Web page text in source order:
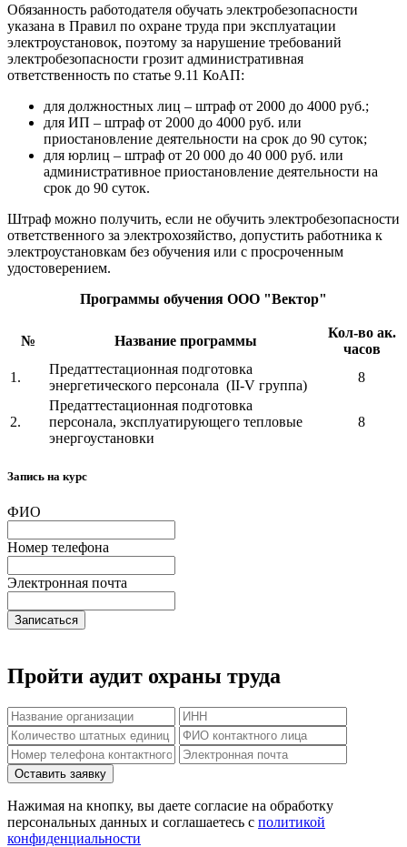
Обязанность работодателя обучать электробезопасности
указана в Правил по охране труда при эксплуатации
электроустановок, поэтому за нарушение требований
электробезопасности грозит административная
ответственность по статье 9.11 КоАП:
для должностных лиц – штраф от 2000 до 4000 руб.;
для ИП – штраф от 2000 до 4000 руб. или
приостановление деятельности на срок до 90 суток;
для юрлиц – штраф от 20 000 до 40 000 руб. или
административное приостановление деятельности на
срок до 90 суток.
Штраф можно получить, если не обучить электробезопасности
ответственного за электрохозяйство, допустить работника к
электроустановкам без обучения или с просроченным
удостоверением.
Программы обучения ООО "Вектор"
№ Название программы
Кол-во ак.
часов
1.
Предаттестационная подготовка
энергетического персонала (II-V группа)
8
2.
Предаттестационная подготовка
персонала, эксплуатирующего тепловые
энергоустановки
8
Запись на курс
ФИО
Номер телефона
Электронная почта
Записаться
Пройти аудит охраны труда
Нажимая на кнопку, вы даете согласие на обработку
персональных данных и соглашаетесь c политикой
конфиденциальности